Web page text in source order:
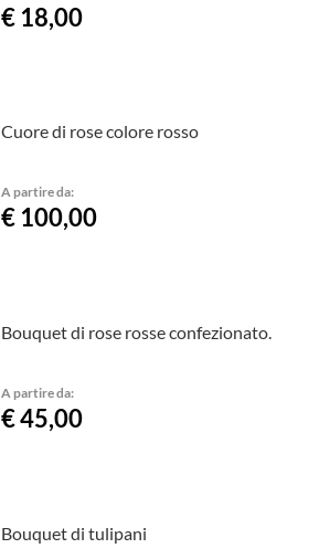
€ 18,00
Cuore di rose colore rosso
A partire da:
€ 100,00
Bouquet di rose rosse confezionato.
A partire da:
€ 45,00
Bouquet di tulipani